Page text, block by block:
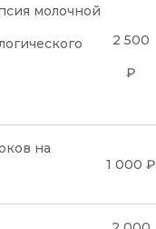
молочной
2 500
₽
на
1 000 ₽